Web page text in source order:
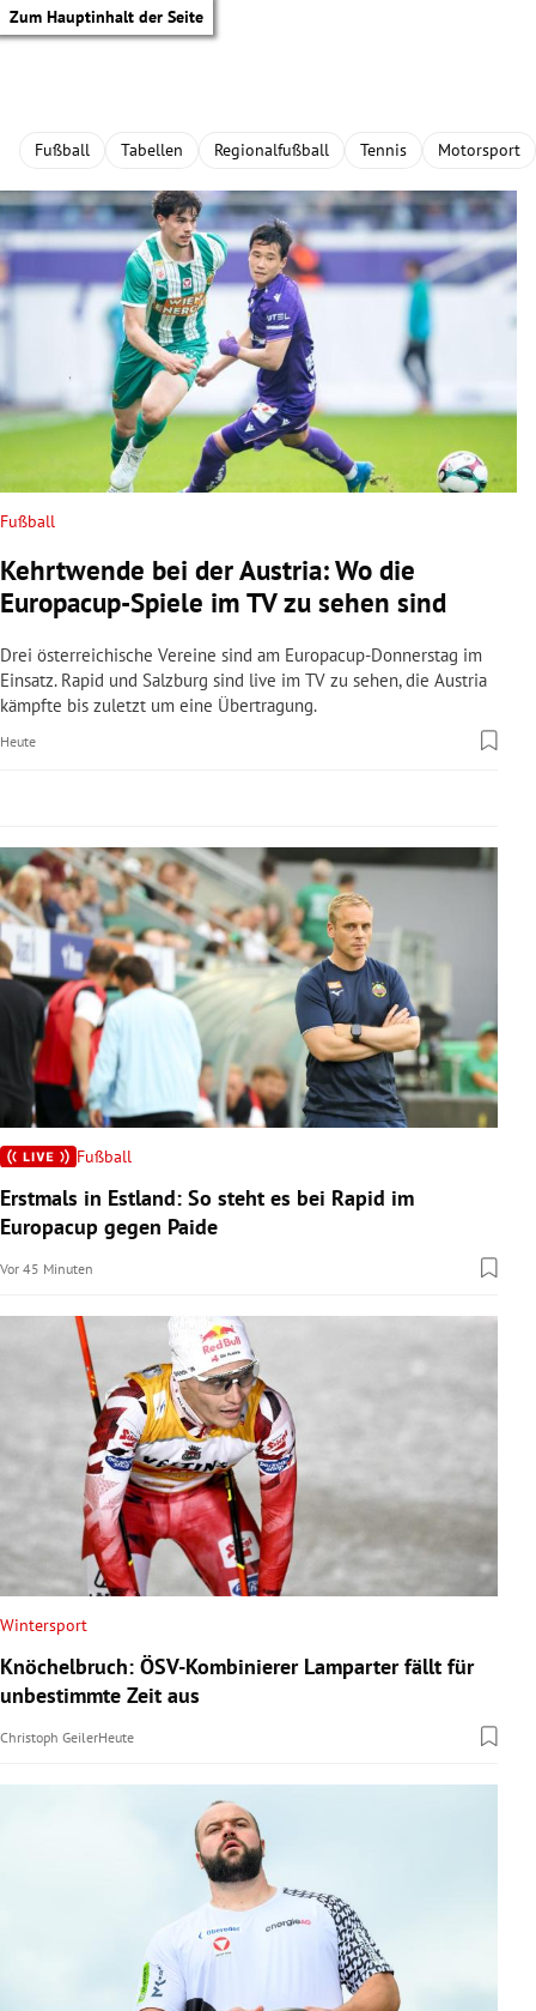
Zum Hauptinhalt der Seite
Untermenü
Untermenü
Untermenü
Untermenü
Untermenü
Untermenü
Untermenü
Untermenü
Fußball Tabellen Regionalfußball Tennis Motorsport
Fußball
Kehrtwende bei der Austria: Wo die
Europacup-Spiele im TV zu sehen sind
Drei österreichische Vereine sind am Europacup-Donnerstag im
Einsatz. Rapid und Salzburg sind live im TV zu sehen, die Austria
kämpfte bis zuletzt um eine Übertragung.
Heute
Fußball
Erstmals in Estland: So steht es bei Rapid im
Europacup gegen Paide
Vor 45 Minuten
Wintersport
Knöchelbruch: ÖSV-Kombinierer Lamparter fällt für
unbestimmte Zeit aus
Christoph GeilerHeute